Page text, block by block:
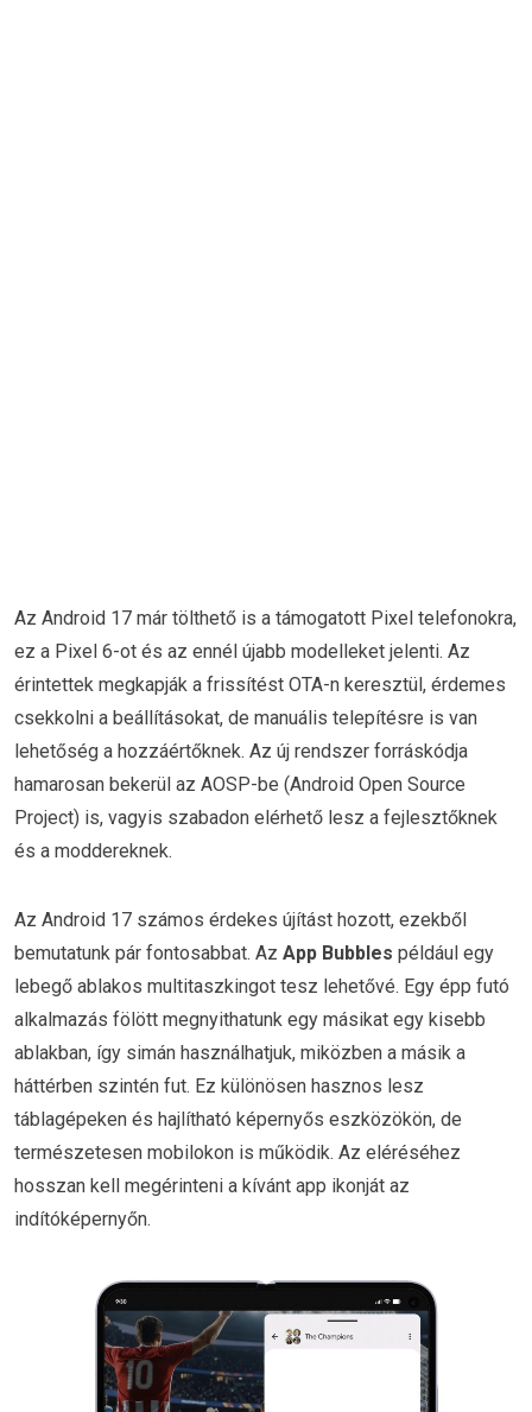
Az Android 17 már tölthető is a támogatott Pixel telefonokra,
ez a Pixel 6-ot és az ennél újabb modelleket jelenti. Az
érintettek megkapják a frissítést OTA-n keresztül, érdemes
csekkolni a beállításokat, de manuális telepítésre is van
lehetőség a hozzáértőknek. Az új rendszer forráskódja
hamarosan bekerül az AOSP-be (Android Open Source
Project) is, vagyis szabadon elérhető lesz a fejlesztőknek
és a moddereknek.
Az Android 17 számos érdekes újítást hozott, ezekből
bemutatunk pár fontosabbat. Az App Bubbles például egy
lebegő ablakos multitaszkingot tesz lehetővé. Egy épp futó
alkalmazás fölött megnyithatunk egy másikat egy kisebb
ablakban, így simán használhatjuk, miközben a másik a
háttérben szintén fut. Ez különösen hasznos lesz
táblagépeken és hajlítható képernyős eszközökön, de
természetesen mobilokon is működik. Az eléréséhez
hosszan kell megérinteni a kívánt app ikonját az
indítóképernyőn.